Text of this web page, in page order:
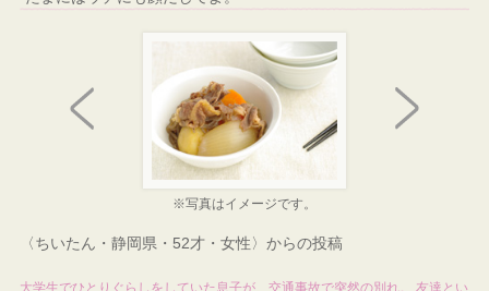
※写真はイメージです。
〈ちいたん・静岡県・52才・女性〉からの投稿
大学生でひとりぐらしをしていた息子が、交通事故で突然の別れ。 友達とい